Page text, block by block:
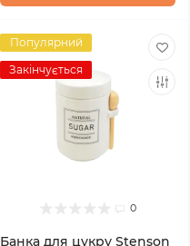
Популярний
Закінчується
0
Банка для цукру Stenson